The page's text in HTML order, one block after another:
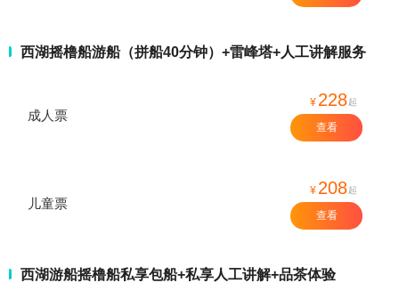
西湖摇橹船游船（拼船40分钟）+雷峰塔+人工讲解服务
成人票
¥ 228起
查看
儿童票
¥ 208起
查看
西湖游船摇橹船私享包船+私享人工讲解+品茶体验